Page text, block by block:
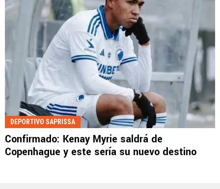
DEPORTIVO SAPRISSA
Confirmado: Kenay Myrie saldrá de
Copenhague y este sería su nuevo destino